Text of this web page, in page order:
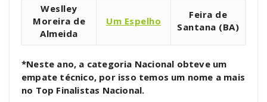
Weslley
Moreira de
Almeida
Um Espelho
Feira de
Santana (BA)
*Neste ano, a categoria Nacional obteve um
empate técnico, por isso temos um nome a mais
no Top Finalistas Nacional.